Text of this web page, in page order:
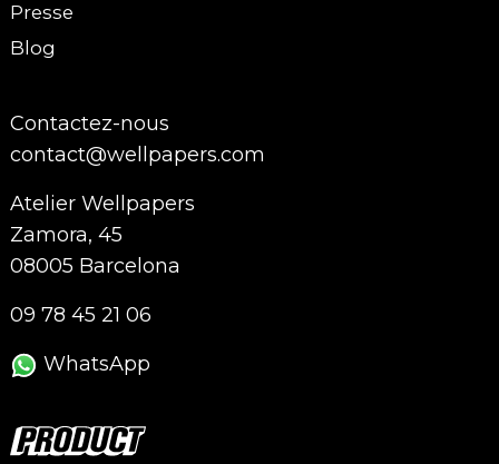
Presse
Blog
Contactez-nous
contact@wellpapers.com
Atelier Wellpapers
Zamora, 45
08005 Barcelona
09 78 45 21 06
WhatsApp